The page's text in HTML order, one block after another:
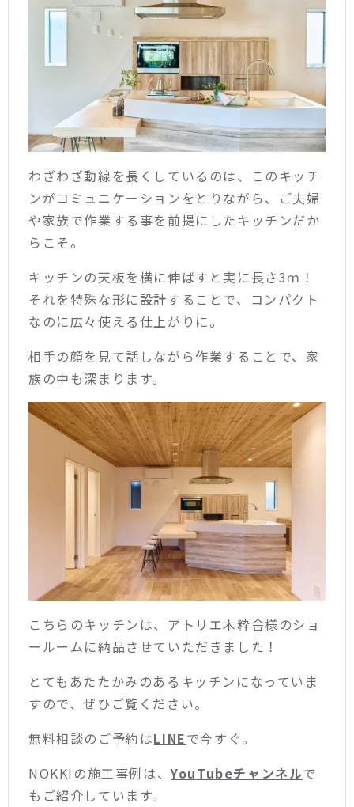
わざわざ動線を長くしているのは、このキッチ
ンがコミュニケーションをとりながら、ご夫婦
や家族で作業する事を前提にしたキッチンだか
らこそ。
キッチンの天板を横に伸ばすと実に長さ3ｍ！
それを特殊な形に設計することで、コンパクト
なのに広々使える仕上がりに。
相手の顔を見て話しながら作業することで、家
族の中も深まります。
こちらのキッチンは、アトリエ木粋舎様のショ
ールームに納品させていただきました！
とてもあたたかみのあるキッチンになっていま
すので、ぜひご覧ください。
無料相談のご予約はLINEで今すぐ。
NOKKIの施工事例は、YouTubeチャンネルで
もご紹介しています。